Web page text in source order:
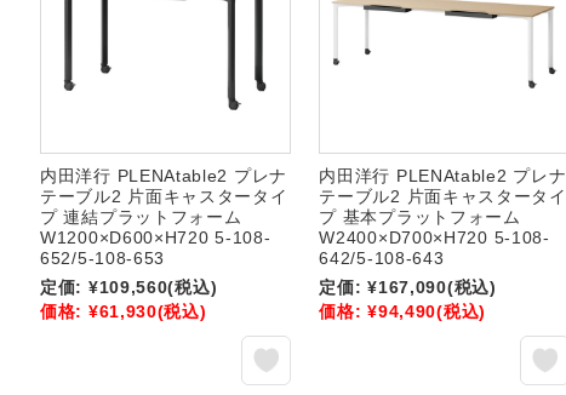
内田洋行 PLENAtable2 プレナ
テーブル2 片面キャスタータイ
プ 連結プラットフォーム
W1200×D600×H720 5-108-
652/5-108-653
定価: ¥109,560(税込)
価格: ¥61,930(税込)
内田洋行 PLENAtable2 プレナ
テーブル2 片面キャスタータイ
プ 基本プラットフォーム
W2400×D700×H720 5-108-
642/5-108-643
定価: ¥167,090(税込)
価格: ¥94,490(税込)